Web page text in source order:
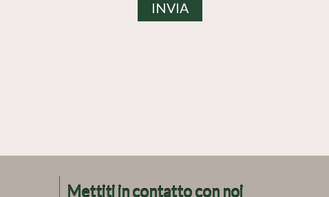
Mettiti in contatto con noi